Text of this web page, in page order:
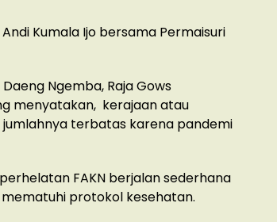
Andi Kumala Ijo bersama Permaisuri
Daeng Ngemba, Raja Gows
menyatakan, kerajaan atau
terbatas karena pandemi
FAKN berjalan sederhana
protokol kesehatan.